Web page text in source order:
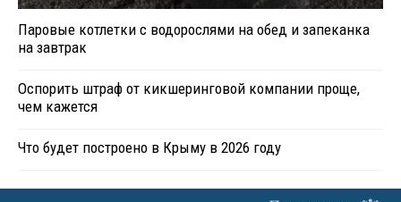
Паровые котлетки с водорослями на обед и запеканка
на завтрак
Оспорить штраф от кикшеринговой компании проще,
чем кажется
Что будет построено в Крыму в 2026 году